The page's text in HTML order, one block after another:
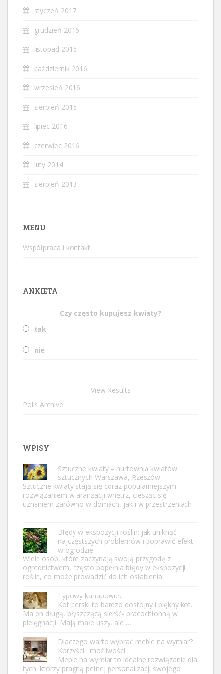
styczeń 2017
grudzień 2016
listopad 2016
październik 2016
wrzesień 2016
sierpień 2016
lipiec 2016
czerwiec 2016
luty 2014
sierpień 2013
MENU
Współpraca i kontakt
ANKIETA
Czy często kupujesz kwiaty?
tak
nie
View Results
Polls Archive
WPISY
Sztuczne kwiaty – hurtownia kwiatów
sztucznych Warszawa, Rzeszów
Sztuczne kwiaty stają się coraz popularniejszym
rozwiązaniem w aranżacji wnętrz, ciesząc się
uznaniem zarówno w domach, jak i w przestrzeniach
…
Błędy w ekspozycji roślin: jak uniknąć
najczęstszych problemów i poprawić efekt
w ogrodzie
Wiele osób, które zaczynają swoją przygodę z
ogrodnictwem, często popełnia błędy w ekspozycji
roślin, co może prowadzić do ich osłabienia …
Typowy kanapowiec
Kot perski to bardzo dostojny i piękny kot.
Ma on długą, błyszczącą sierść- pracochłonną w
pielęgnacji. Mają małe uszy, ale …
Dlaczego warto wybrać meble na wymiar?
Korzyści i możliwości
Meble na wymiar to idealne rozwiązanie dla
tych, którzy pragną pełnej personalizacji swojego